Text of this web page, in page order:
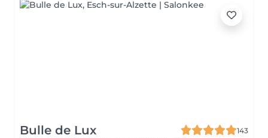
Bulle de Lux
143